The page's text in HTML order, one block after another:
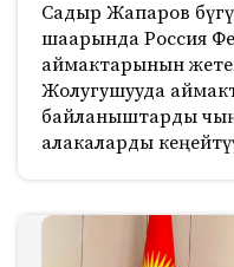
Садыр Жапаров
шаарында Россия
аймактарынын
Жолугушууда
байланыштарды
алакаларды